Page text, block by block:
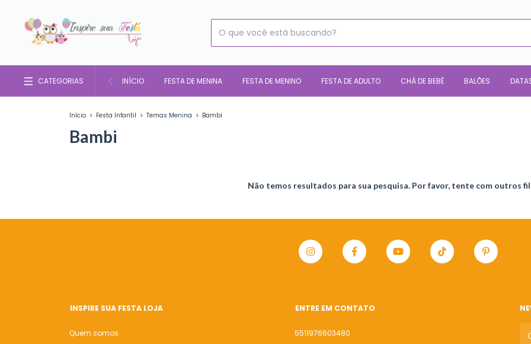
CATEGORIAS INÍCIO FESTA DE MENINA FESTA DE MENINO FESTA DE ADULTO CHÁ DE BEBÊ BALÕES
Início > Festa Infantil > Temas Menina > Bambi
Bambi
Não temos resultados para sua pesquisa. Por favor, tente com outros
INSPIRE SUA FESTA LOJA
Quem somos
ENTRE EM CONTATO
5511976603480